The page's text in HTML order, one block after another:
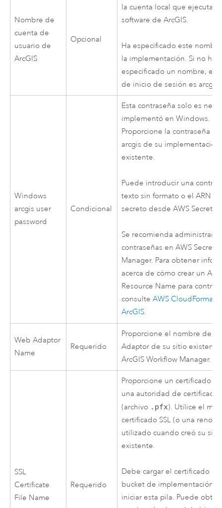
Nombre de
cuenta de
usuario de
ArcGIS
Opcional
la cuenta local que ejecuta el
software de ArcGIS.
Ha especificado este
la implementación. Si no ha
especificado un nombre, el
de inicio de sesión es arcgis.
Windows
arcgis user
password
Condicional
Esta contraseña solo es
implementó enWindows.
Proporcione la contraseña
arcgis de su implementación
existente.
Puede introducir una
texto sin formato o el ARN
secreto desdeAWS Secrets
Se recomienda administrar
contraseñas enAWS Secrets
Manager. Para obtener
acerca de cómo crear un
Resource Name para
consulteAWS
ArcGIS.
Web Adaptor
Name
Requerido
Proporcione el nombre del
Adaptor de su sitio
ArcGIS Workflow Manager.
SSL
Certificate
File Name
Requerido
Proporcione un certificado
una autoridad de
(archivo .pfx). Utilice el
certificado SSL (o una
utilizado cuando creó su sitio
existente.
Debe cargar el certificado
bucket de implementación
iniciar esta pila. Puede